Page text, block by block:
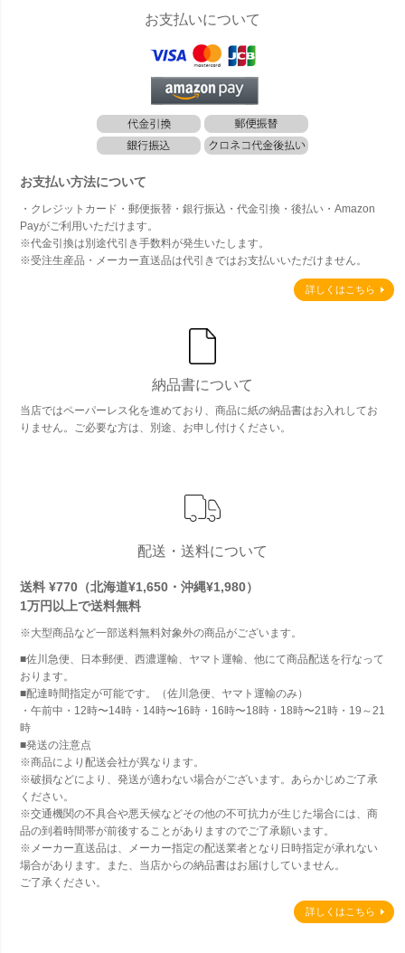
お支払いについて
お支払い方法について
・クレジットカード・郵便振替・銀行振込・代金引換・後払い・Amazon
Payがご利用いただけます。
※代金引換は別途代引き手数料が発生いたします。
※受注生産品・メーカー直送品は代引きではお支払いいただけません。
詳しくはこちら
納品書について
当店ではペーパーレス化を進めており、商品に紙の納品書はお入れしてお
りません。ご必要な方は、別途、お申し付けください。
配送・送料について
送料 ¥770（北海道¥1,650・沖縄¥1,980）
1万円以上で送料無料
※大型商品など一部送料無料対象外の商品がございます。
■佐川急便、日本郵便、西濃運輸、ヤマト運輸、他にて商品配送を行なって
おります。
■配達時間指定が可能です。（佐川急便、ヤマト運輸のみ）
・午前中・12時〜14時・14時〜16時・16時〜18時・18時〜21時・19～21
時
■発送の注意点
※商品により配送会社が異なります。
※破損などにより、発送が適わない場合がございます。あらかじめご了承
ください。
※交通機関の不具合や悪天候などその他の不可抗力が生じた場合には、商
品の到着時間帯が前後することがありますのでご了承願います。
※メーカー直送品は、メーカー指定の配送業者となり日時指定が承れない
場合があります。また、当店からの納品書はお届けしていません。
ご了承ください。
詳しくはこちら